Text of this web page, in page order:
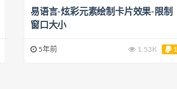
易语言-炫彩元素绘制卡片效果-限制
窗口大小
5年前 1.53K 1